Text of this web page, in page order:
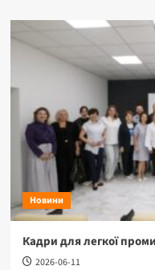
Новини
Кадри для легкої
2026-06-11